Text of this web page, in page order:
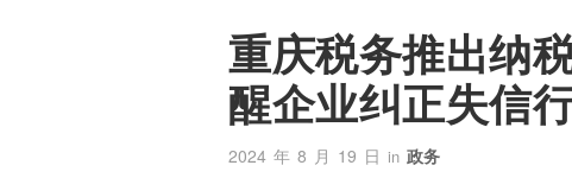
重庆税务推出纳
醒企业纠正失信
2024 年 8 月 19 日 in 政务